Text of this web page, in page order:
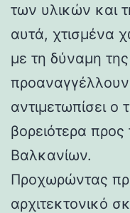
των υλικών και
αυτά, χτισμένα
με τη δύναμη
προαναγγέλλουν
αντιμετωπίσει ο
βορειότερα
Βαλκανίων.
Προχωρώντας
αρχιτεκτονικό